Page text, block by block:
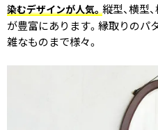
染むデザインが人気。 縦型、横型
が豊富にあります。縁取りのパ
雑なものまで様々。